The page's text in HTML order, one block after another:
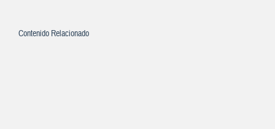
Contenido Relacionado